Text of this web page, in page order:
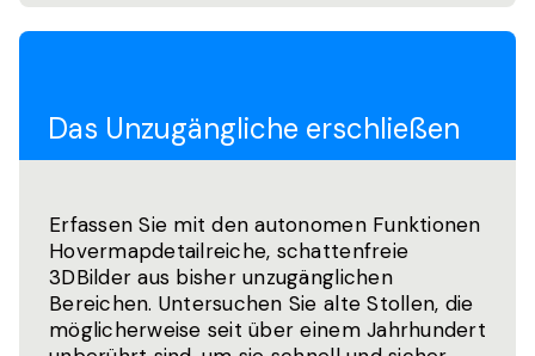
Das Unzugängliche erschließen
Erfassen Sie mit den autonomen Funktionen
Hovermapdetailreiche, schattenfreie
3DBilder aus bisher unzugänglichen
Bereichen. Untersuchen Sie alte Stollen, die
möglicherweise seit über einem Jahrhundert